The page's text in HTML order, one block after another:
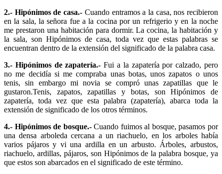
2.- Hipónimos de casa.- Cuando entramos a la casa, nos recibieron
en la sala, la señora fue a la cocina por un refrigerio y en la noche
me prestaron una habitación para dormir. La cocina, la habitación y
la sala, son Hipónimos de casa, toda vez que estas palabras se
encuentran dentro de la extensión del significado de la palabra casa.
3.- Hipónimos de zapatería.-Fui a la zapatería por calzado, pero
no me decidía si me compraba unas botas, unos zapatos o unos
tenis, sin embargo mi novia se compró unas zapatillas que le
gustaron.Tenis, zapatos, zapatillas y botas, son Hipónimos de
zapatería, toda vez que esta palabra (zapatería), abarca toda la
extensión de significado de los otros términos.
4.- Hipónimos de bosque.-Cuando fuimos al bosque, pasamos por
una densa arboleda cercana a un riachuelo, en los arboles había
varios pájaros y vi una ardilla en un arbusto. Árboles, arbustos,
riachuelo, ardillas, pájaros, son Hipónimos de la palabra bosque, ya
que estos son abarcados en el significado de este término.